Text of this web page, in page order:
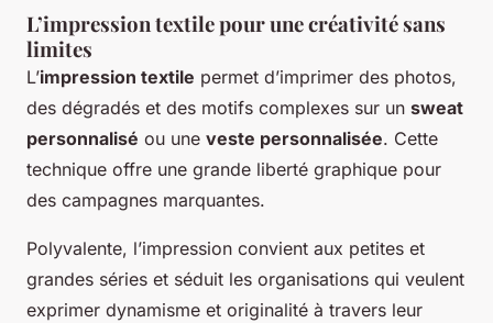
L’impression textile pour une créativité sans
limites
L’impression textile permet d’imprimer des photos,
des dégradés et des motifs complexes sur un sweat
personnalisé ou une veste personnalisée. Cette
technique offre une grande liberté graphique pour
des campagnes marquantes.
Polyvalente, l’impression convient aux petites et
grandes séries et séduit les organisations qui veulent
exprimer dynamisme et originalité à travers leur